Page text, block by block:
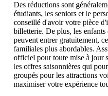
Des réductions sont
étudiants, les seniors et le
conseillé d'avoir votre pièce
billetterie. De plus, les
peuvent entrer gratuitement,
familiales plus abordables.
officiel pour toute mise à jour
les offres saisonnières qui
groupés pour les attractions
maximiser votre expérience